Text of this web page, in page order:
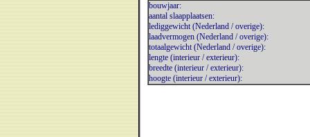
bouwjaar:
aantal slaapplaatsen:
lediggewicht (Nederland / overige):
laadvermogen (Nederland / overige):
totaalgewicht (Nederland / overige):
lengte (interieur / exterieur):
breedte (interieur / exterieur):
hoogte (interieur / exterieur):